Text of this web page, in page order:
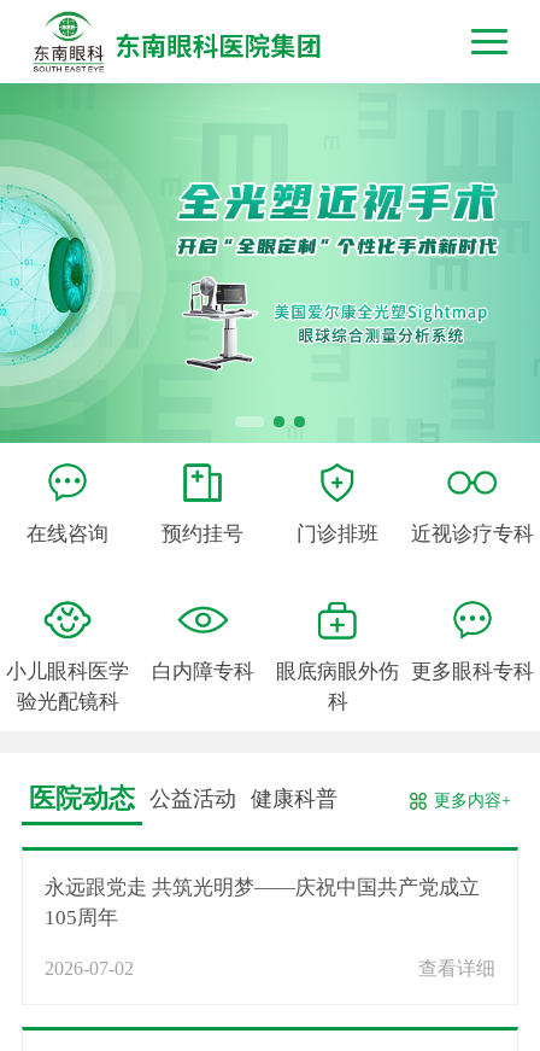
在线咨询 预约挂号 门诊排班 近视诊疗专科
小儿眼科医学
验光配镜科
白内障专科
眼底病眼外伤
科
更多眼科专科
医院动态 公益活动 健康科普 更多内容+
永远跟党走 共筑光明梦——庆祝中国共产党成立
105周年
2026-07-02 查看详细